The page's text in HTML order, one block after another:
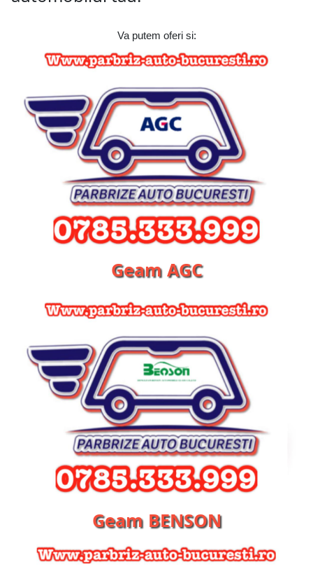
Va putem oferi si:
Geam AGC
Geam BENSON